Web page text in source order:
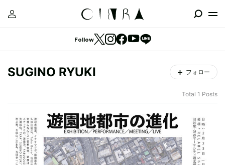
Follow
SUGINO RYUKI フォロー
Total 1 Posts